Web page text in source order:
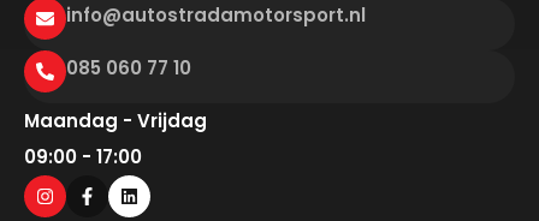
info@autostradamotorsport.nl
085 060 77 10
Maandag - Vrijdag
09:00 - 17:00